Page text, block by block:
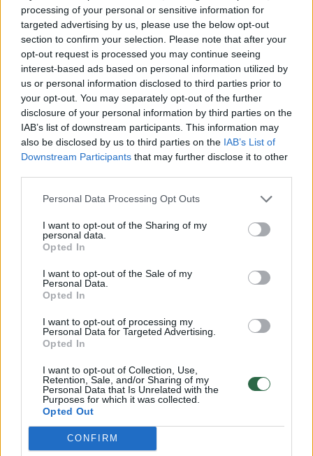
processing of your personal or sensitive information for
targeted advertising by us, please use the below opt-out
section to confirm your selection. Please note that after your
opt-out request is processed you may continue seeing
interest-based ads based on personal information utilized by
us or personal information disclosed to third parties prior to
your opt-out. You may separately opt-out of the further
disclosure of your personal information by third parties on the
IAB’s list of downstream participants. This information may
also be disclosed by us to third parties on the IAB’s List of
Downstream Participants that may further disclose it to other
Personal Data Processing Opt Outs
I want to opt-out of the Sharing of my
personal data.
Opted In
I want to opt-out of the Sale of my
Personal Data.
Opted In
I want to opt-out of processing my
Personal Data for Targeted Advertising.
Opted In
I want to opt-out of Collection, Use,
Retention, Sale, and/or Sharing of my
Personal Data that Is Unrelated with the
Purposes for which it was collected.
Opted Out
CONFIRM
Didžiausios Kinijos kiaulių veisimo ir skerdimo
bendrovės 61 metų savininkas, kuris kadaise
pradėjo verslą su 20 motininių kiaulių,
priklauso prie tykiausių šalies milijardierių.
Per Nacionalinio liaudies kongreso fiktyvaus
Kinijos parlamento pasitarimus Qin Yinglinas
prieš metus pristatė penkerių metų visiškai
automatizuotą paršelių veisimo planą. Tačiau
ne per pagrindinį posėdį, bet uždarame
frakcijų plenume.
Tokiu būdu kiaulių karalius (taip Qin Yinglinas
vadinamas Kinijoje) liko ištikimas savo
tik įmanoma.
Norite skaityti toliau?
Prisijunkite prie mūsų bendruomenės ir tapkite